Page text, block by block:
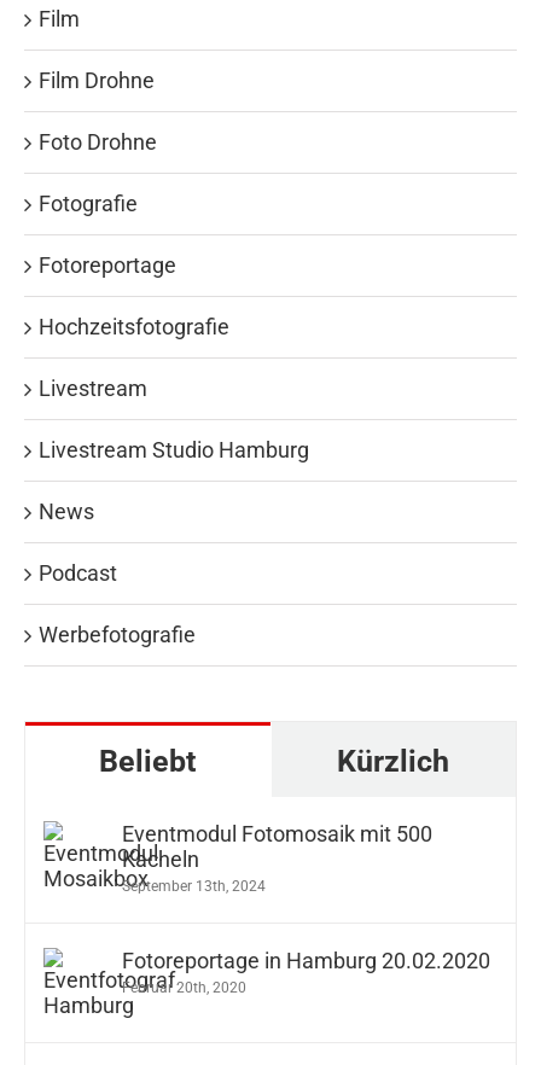
Film
Film Drohne
Foto Drohne
Fotografie
Fotoreportage
Hochzeitsfotografie
Livestream
Livestream Studio Hamburg
News
Podcast
Werbefotografie
Beliebt Kürzlich
Eventmodul Fotomosaik mit 500
Kacheln
September 13th, 2024
Fotoreportage in Hamburg 20.02.2020
Februar 20th, 2020